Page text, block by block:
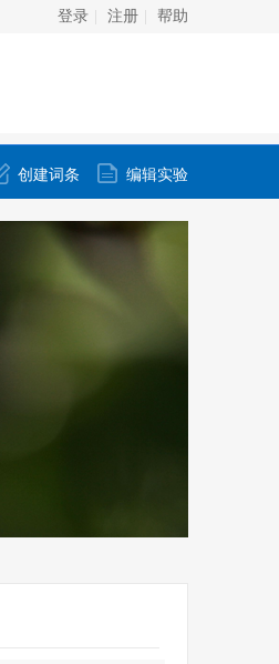
登录 注册 帮助
创建词条 编辑实验